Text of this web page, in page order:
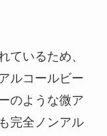
ているため、
ルコールビー
のような微ア
完全ノンアル